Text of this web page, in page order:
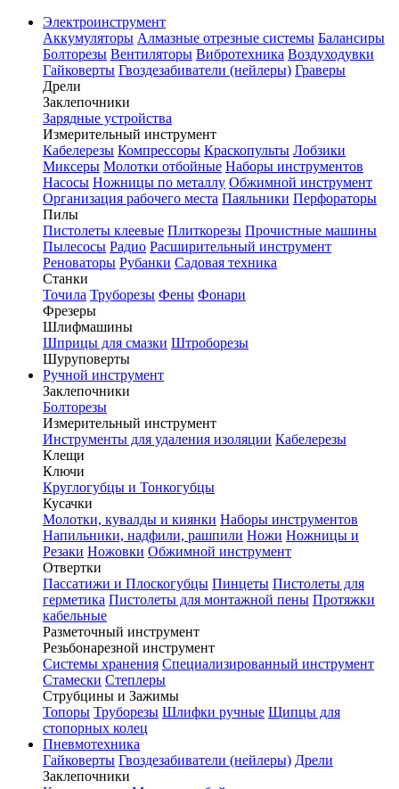
Электроинструмент
Аккумуляторы Алмазные отрезные системы Балансиры
Болторезы Вентиляторы Вибротехника Воздуходувки
Гайковерты Гвоздезабиватели (нейлеры) Граверы
Дрели
Заклепочники
Зарядные устройства
Измерительный инструмент
Кабелерезы Компрессоры Краскопульты Лобзики
Миксеры Молотки отбойные Наборы инструментов
Насосы Ножницы по металлу Обжимной инструмент
Организация рабочего места Паяльники Перфораторы
Пилы
Пистолеты клеевые Плиткорезы Прочистные машины
Пылесосы Радио Расширительный инструмент
Реноваторы Рубанки Садовая техника
Станки
Точила Труборезы Фены Фонари
Фрезеры
Шлифмашины
Шприцы для смазки Штроборезы
Шуруповерты
Ручной инструмент
Заклепочники
Болторезы
Измерительный инструмент
Инструменты для удаления изоляции Кабелерезы
Клещи
Ключи
Круглогубцы и Тонкогубцы
Кусачки
Молотки, кувалды и киянки Наборы инструментов
Напильники, надфили, рашпили Ножи Ножницы и
Резаки Ножовки Обжимной инструмент
Отвертки
Пассатижи и Плоскогубцы Пинцеты Пистолеты для
герметика Пистолеты для монтажной пены Протяжки
кабельные
Разметочный инструмент
Резьбонарезной инструмент
Системы хранения Специализированный инструмент
Стамески Степлеры
Струбцины и Зажимы
Топоры Труборезы Шлифки ручные Щипцы для
стопорных колец
Пневмотехника
Гайковерты Гвоздезабиватели (нейлеры) Дрели
Заклепочники